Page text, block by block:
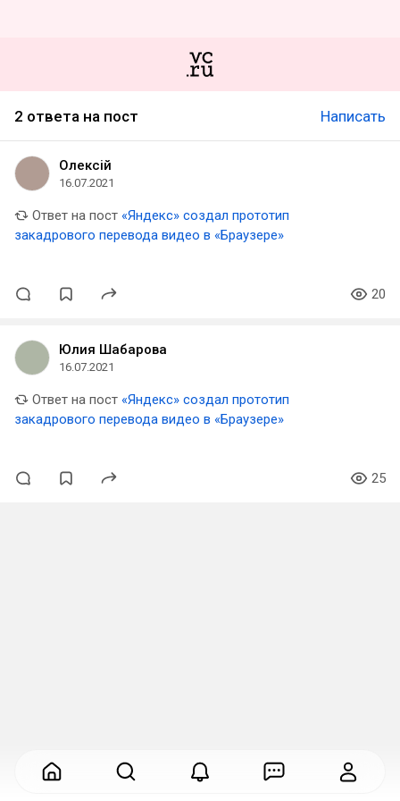
2 ответа на пост Написать
Олексiй
16.07.2021
Ответ на пост «Яндекс» создал прототип
закадрового перевода видео в «Браузере»
20
Юлия Шабарова
16.07.2021
Ответ на пост «Яндекс» создал прототип
закадрового перевода видео в «Браузере»
25